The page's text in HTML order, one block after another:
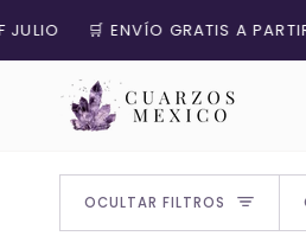
directamente
al
contenido
GRATIS A PARTIR DE $1350.
OCULTAR FILTROS